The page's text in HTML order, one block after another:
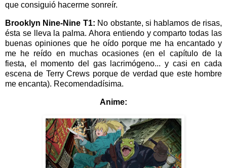
que consiguió hacerme sonreír.
Brooklyn Nine-Nine T1: No obstante, si hablamos de risas,
ésta se lleva la palma. Ahora entiendo y comparto todas las
buenas opiniones que he oído porque me ha encantado y
me he reído en muchas ocasiones (en el capítulo de la
fiesta, el momento del gas lacrimógeno... y casi en cada
escena de Terry Crews porque de verdad que este hombre
me encanta). Recomendadísima.
Anime: